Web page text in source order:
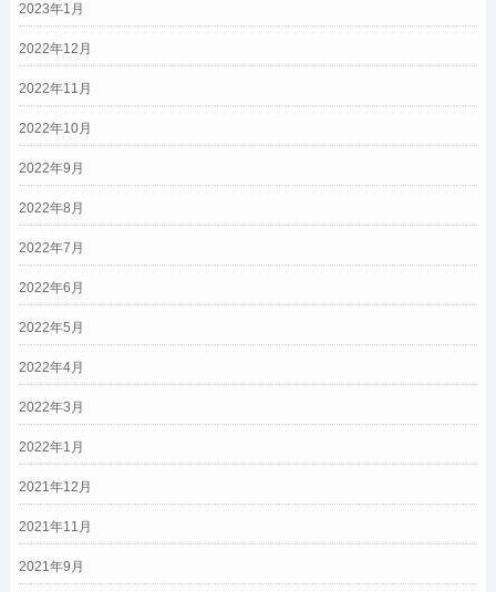
2023年1月
2022年12月
2022年11月
2022年10月
2022年9月
2022年8月
2022年7月
2022年6月
2022年5月
2022年4月
2022年3月
2022年1月
2021年12月
2021年11月
2021年9月